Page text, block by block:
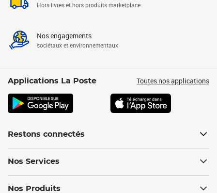
Hors livres et hors produits marketplace
Nos engagements
sociétaux et environnementaux
Applications La Poste Toutes nos applications
Restons connectés
Nos Services
Nos Produits